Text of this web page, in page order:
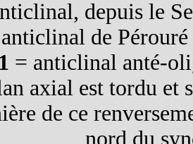
depuis le
de
= anticlinal anté-
axial est tordu et
de ce
nord du